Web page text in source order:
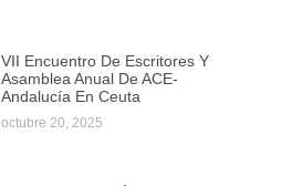
VII Encuentro De Escritores Y
Asamblea Anual De ACE-
Andalucía En Ceuta
octubre 20, 2025